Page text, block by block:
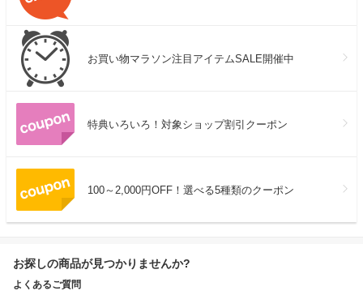
お買い物マラソン注目アイテムSALE開催中
特典いろいろ！対象ショップ割引クーポン
100～2,000円OFF！選べる5種類のクーポン
お探しの商品が見つかりませんか?
よくあるご質問